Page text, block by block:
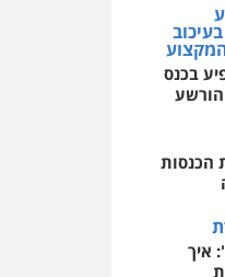
ארגוני
סיל
לעורכי
בכנס
הורשע
הכנסות
איך